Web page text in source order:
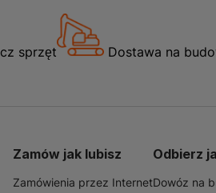
sprzęt Dostawa na
Zamów jak lubisz
Zamówienia przez Internet
Odbierz
Dowóz na